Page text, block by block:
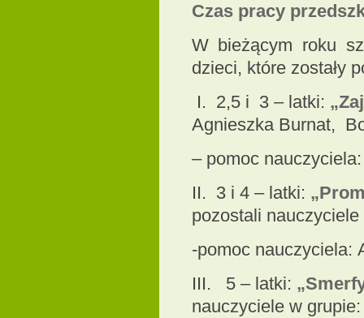
Czas pracy
W bieżącym roku
dzieci, które zostały
I. 2,5 i 3 – latki:
Agnieszka Burnat,
– pomoc
II. 3 i 4 – latki:
pozostali
-pomoc nauczyciela:
III. 5 – latki:
nauczyciele w